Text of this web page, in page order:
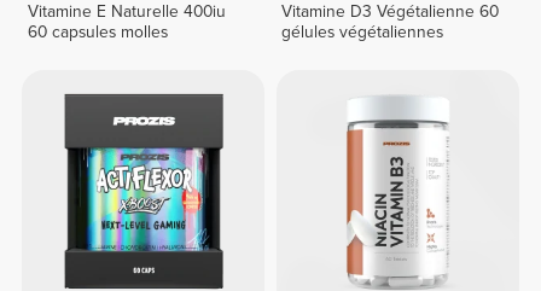
Vitamine E Naturelle 400iu
60 capsules molles
Vitamine D3 Végétalienne 60
gélules végétaliennes